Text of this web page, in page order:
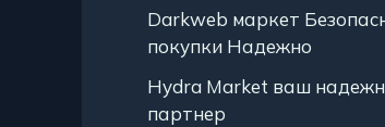
Darkweb маркет
покупки Надежно
Hydra Market ваш
партнер